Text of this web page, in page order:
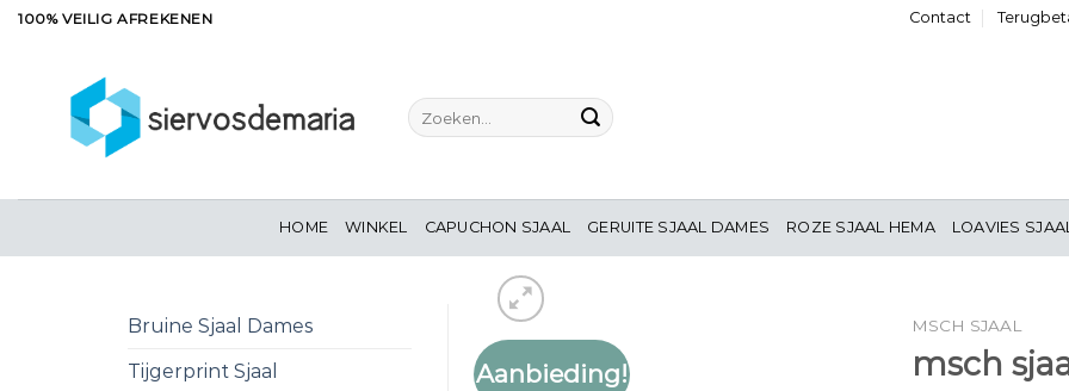
Ga100% VEILIG AFREKENEN Contact
Zoeken
naar:
HOME WINKEL CAPUCHON SJAAL GERUITE SJAAL DAMES ROZE SJAAL HEMA LOAVIES
Bruine Sjaal Dames
Tijgerprint Sjaal
Aanbieding!
MSCH SJAAL
msch